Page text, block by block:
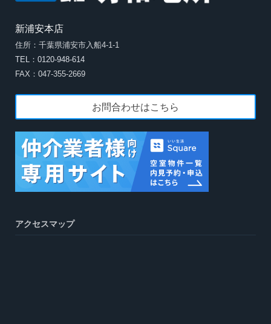
新浦安本店
住所：千葉県浦安市入船4-1-1
TEL：0120-948-614
FAX：047-355-2669
お問合わせはこちら
アクセスマップ